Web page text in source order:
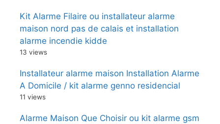
Kit Alarme Filaire ou installateur alarme
maison nord pas de calais et installation
alarme incendie kidde
13 views
Installateur alarme maison Installation Alarme
A Domicile / kit alarme genno residencial
11 views
Alarme Maison Que Choisir ou kit alarme gsm